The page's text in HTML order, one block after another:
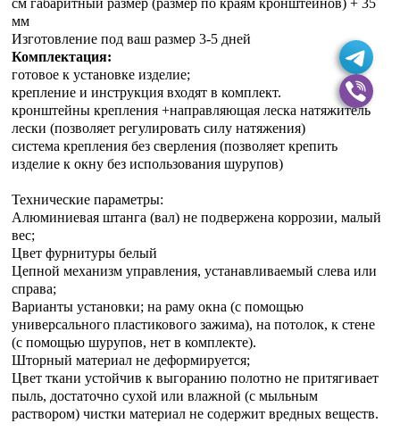
см габаритный размер (размер по краям кронштейнов) + 35
мм
Изготовление под ваш размер 3-5 дней
Комплектация:
готовое к установке изделие;
крепление и инструкция входят в комплект.
кронштейны крепления +направляющая леска натяжитель
лески (позволяет регулировать силу натяжения)
система крепления без сверления (позволяет крепить
изделие к окну без использования шурупов)
Технические параметры:
Алюминиевая штанга (вал) не подвержена коррозии, малый
вес;
Цвет фурнитуры белый
Цепной механизм управления, устанавливаемый слева или
справа;
Варианты установки; на раму окна (с помощью
универсального пластикового зажима), на потолок, к стене
(с помощью шурупов, нет в комплекте).
Шторный материал не деформируется;
Цвет ткани устойчив к выгоранию полотно не притягивает
пыль, достаточно сухой или влажной (с мыльным
раствором) чистки материал не содержит вредных веществ.